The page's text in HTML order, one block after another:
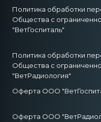
Политика обработки
Общества с
"ВетГоспиталь"
Политика обработки
Общества с
"ВетРадиология"
Оферта ООО
Оферта ООО